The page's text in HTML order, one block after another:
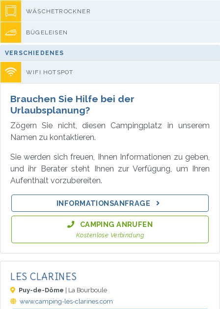
WÄSCHETROCKNER
BÜGELEISEN
VERSCHIEDENES
WIFI HOTSPOT
Brauchen Sie Hilfe bei der
Urlaubsplanung?
Zögern Sie nicht, diesen Campingplatz in unserem
Namen zu kontaktieren.
Sie werden sich freuen, Ihnen Informationen zu geben,
und ihr Berater steht Ihnen zur Verfügung, um Ihren
Aufenthalt vorzubereiten.
INFORMATIONSANFRAGE
CAMPING ANRUFEN
Kostenlose Verbindung
LES CLARINES
Puy-de-Dôme | La Bourboule
www.camping-les-clarines.com